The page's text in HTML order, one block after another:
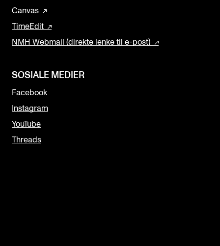
Canvas
TimeEdit
NMH Webmail (direkte lenke til e-post)
SOSIALE MEDIER
Facebook
Instagram
YouTube
Threads